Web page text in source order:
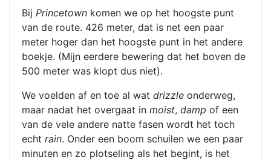
Bij Princetown komen we op het hoogste punt
van de route. 426 meter, dat is net een paar
meter hoger dan het hoogste punt in het andere
boekje. (Mijn eerdere bewering dat het boven de
500 meter was klopt dus niet).
We voelden af en toe al wat drizzle onderweg,
maar nadat het overgaat in moist, damp of een
van de vele andere natte fasen wordt het toch
echt rain. Onder een boom schuilen we een paar
minuten en zo plotseling als het begint, is het